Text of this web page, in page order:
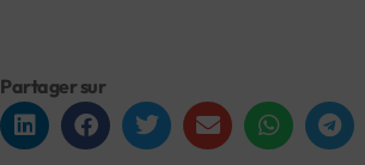
Partager sur